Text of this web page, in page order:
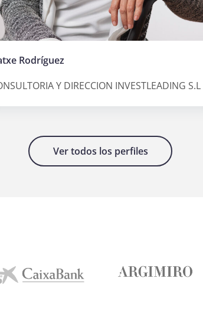
Rodríguez
Y DIRECCION INVESTLEADING S.L
Ver todos los perfiles